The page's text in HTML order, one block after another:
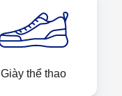
Giày thể thao